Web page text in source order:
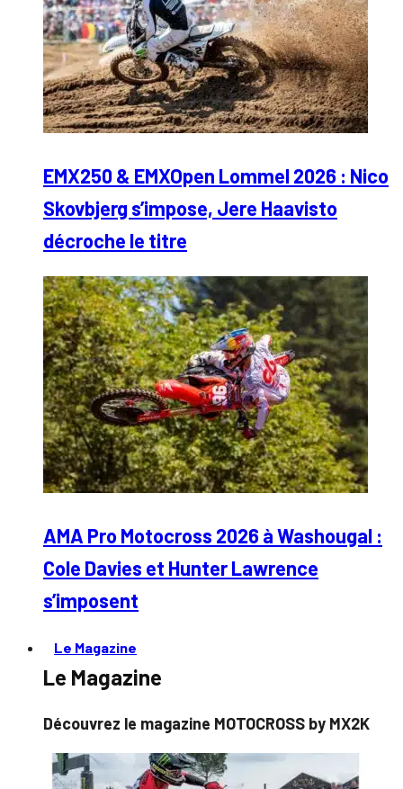
EMX250 & EMXOpen Lommel 2026 : Nico
Skovbjerg s’impose, Jere Haavisto
décroche le titre
AMA Pro Motocross 2026 à Washougal :
Cole Davies et Hunter Lawrence
s’imposent
Le Magazine
Le Magazine
Découvrez le magazine MOTOCROSS by MX2K